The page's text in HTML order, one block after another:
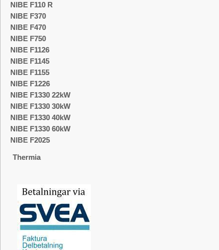
NIBE F110 R
NIBE F370
NIBE F470
NIBE F750
NIBE F1126
NIBE F1145
NIBE F1155
NIBE F1226
NIBE F1330 22kW
NIBE F1330 30kW
NIBE F1330 40kW
NIBE F1330 60kW
NIBE F2025
Thermia